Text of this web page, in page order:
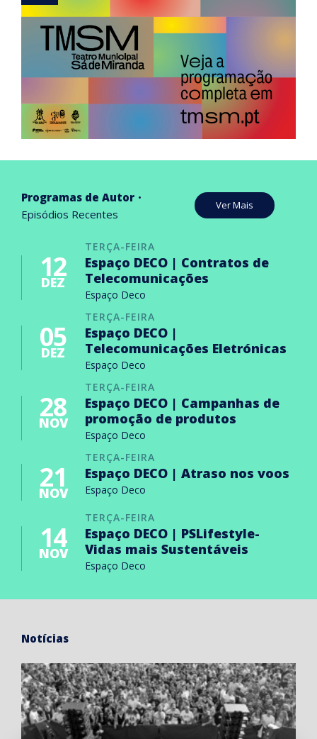
Programas de Autor
Episódios Recentes
Ver Mais
TERÇA-FEIRA
12
DEZ
Espaço DECO | Contratos de
Telecomunicações
Espaço Deco
TERÇA-FEIRA
05
DEZ
Espaço DECO |
Telecomunicações Eletrónicas
Espaço Deco
TERÇA-FEIRA
28
NOV
Espaço DECO | Campanhas de
promoção de produtos
Espaço Deco
TERÇA-FEIRA
21
NOV
Espaço DECO | Atraso nos voos
Espaço Deco
TERÇA-FEIRA
14
NOV
Espaço DECO | PSLifestyle-
Vidas mais Sustentáveis
Espaço Deco
Notícias